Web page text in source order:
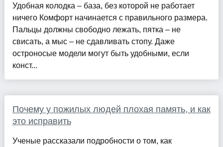
Удобная колодка – база, без которой не работает
ничего Комфорт начинается с правильного размера.
Пальцы должны свободно лежать, пятка – не
свисать, а мыс – не сдавливать стопу. Даже
остроносые модели могут быть удобными, если
конст...
Почему у пожилых людей плохая память, и как
это исправить
Ученые рассказали подробности о том, как